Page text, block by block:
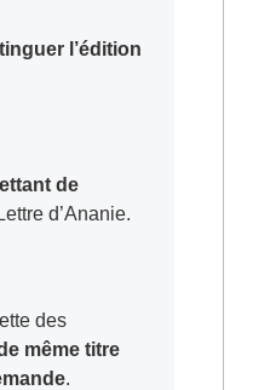
l’édition
de
d’Ananie.
des
même titre
.